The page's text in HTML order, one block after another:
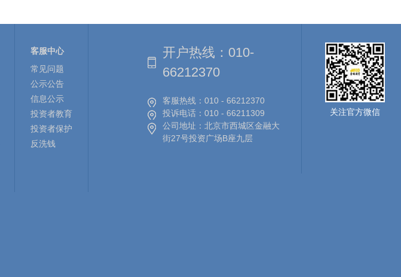
客服中心
常见问题
公示公告
信息公示
投资者教育
投资者保护
反洗钱
开户热线： 010-
66212370
客服热线： 010 - 66212370
投诉电话： 010 - 66211309
公司地址： 北京市西城区金融大
街27号投资广场B座九层
关注官方微信